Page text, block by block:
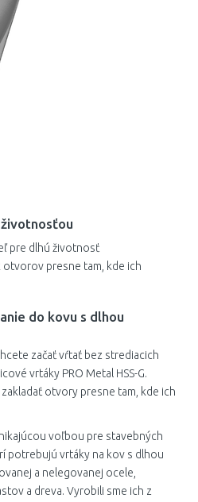
pre dlhú životnosť
presne tam, kde ich
do kovu s dlhou
začať vŕtať bez strediacich
vrtáky PRO Metal HSS-G.
otvory presne tam, kde ich
voľbou pre stavebných
potrebujú vrtáky na kov s dlhou
a nelegovanej ocele,
a dreva. Vyrobili sme ich z